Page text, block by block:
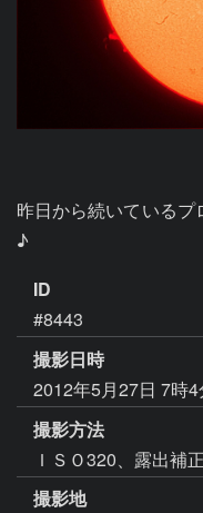
昨日から続いているプ
♪
ID
#8443
撮影日時
2012年5月27日 7時
撮影方法
ＩＳＯ320、露出補
撮影地